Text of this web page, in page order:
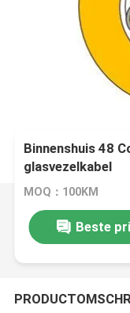
Binnenshuis 48
glasvezelkabel
MOQ：100KM
Beste